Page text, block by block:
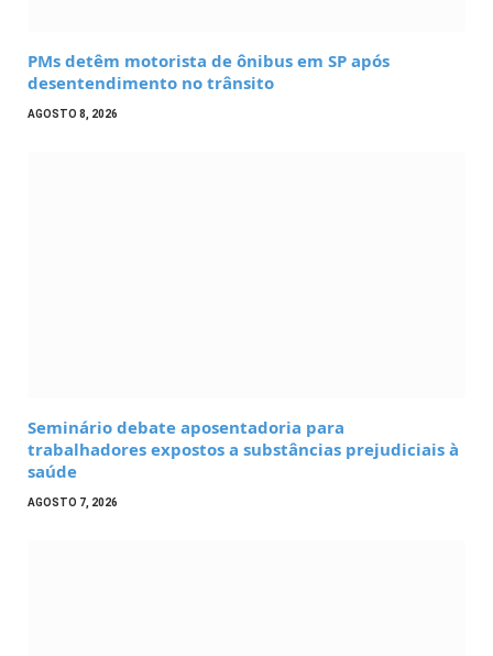
PMs detêm motorista de ônibus em SP após
desentendimento no trânsito
AGOSTO 8, 2026
Seminário debate aposentadoria para
trabalhadores expostos a substâncias prejudiciais à
saúde
AGOSTO 7, 2026